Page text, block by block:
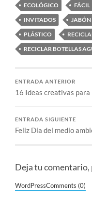
ECOLÓGICO FÁCIL
INVITADOS
JABÓN
PLÁSTICO
RECICLAR BOTELLAS
ENTRADA ANTERIOR
16 Ideas creativas
ENTRADA SIGUIENTE
Feliz Día del medio
Deja tu comentario,
WordPressComments (0)